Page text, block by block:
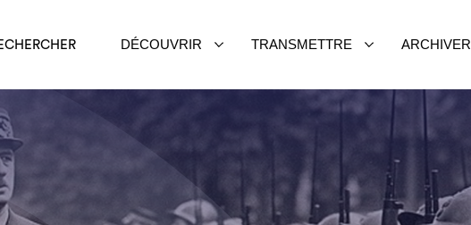
DÉCOUVRIR TRANSMETTRE ARCHIVER